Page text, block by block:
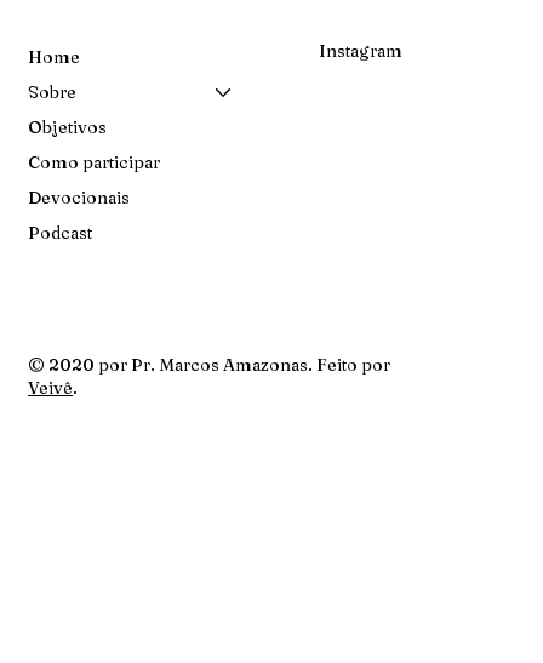
Home
Sobre
Objetivos
Como participar
Devocionais
Podcast
Instagram
© 2020 por Pr. Marcos Amazonas. Feito por
Veivê.